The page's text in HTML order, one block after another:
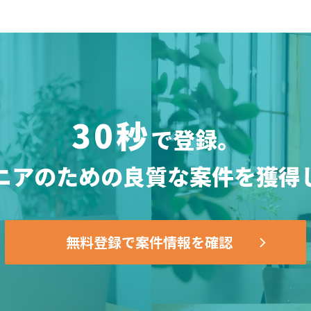
30秒で登録。
アのための良質な案件を獲得
無料登録で案件情報を確認